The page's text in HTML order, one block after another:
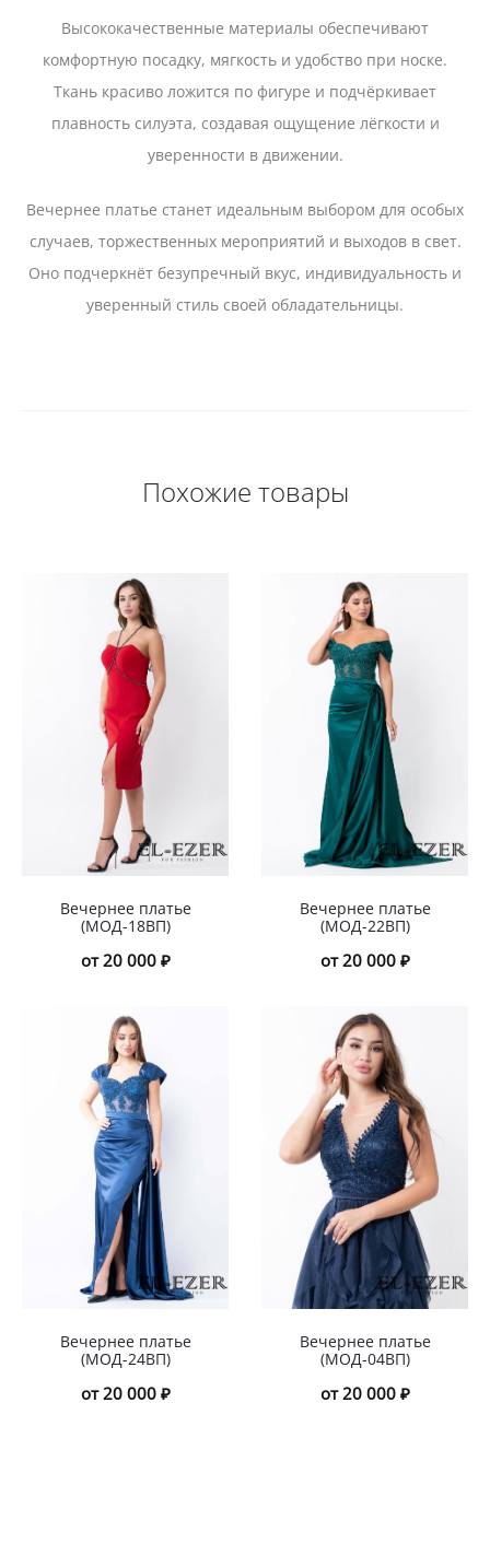
Высококачественные материалы обеспечивают
комфортную посадку, мягкость и удобство при носке.
Ткань красиво ложится по фигуре и подчёркивает
плавность силуэта, создавая ощущение лёгкости и
уверенности в движении.
Вечернее платье станет идеальным выбором для особых
случаев, торжественных мероприятий и выходов в свет.
Оно подчеркнёт безупречный вкус, индивидуальность и
уверенный стиль своей обладательницы.
Похожие товары
Вечернее платье
(МОД-18ВП)
от 20 000 ₽
Вечернее платье
(МОД-22ВП)
от 20 000 ₽
Вечернее платье
(МОД-24ВП)
от 20 000 ₽
Вечернее платье
(МОД-04ВП)
от 20 000 ₽